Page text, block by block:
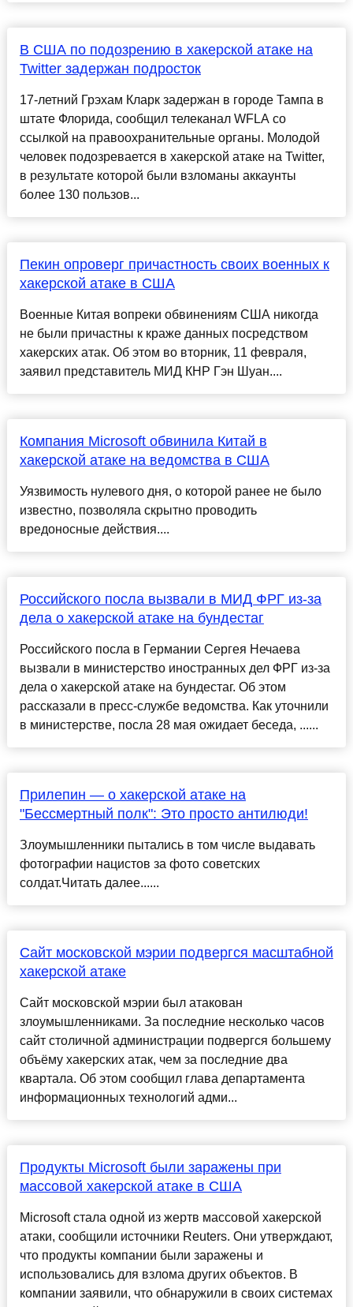
В США по подозрению в хакерской атаке на
Twitter задержан подросток
17-летний Грэхам Кларк задержан в городе Тампа в
штате Флорида, сообщил телеканал WFLA со
ссылкой на правоохранительные органы. Молодой
человек подозревается в хакерской атаке на Twitter,
в результате которой были взломаны аккаунты
более 130 пользов...
Пекин опроверг причастность своих военных к
хакерской атаке в США
Военные Китая вопреки обвинениям США никогда
не были причастны к краже данных посредством
хакерских атак. Об этом во вторник, 11 февраля,
заявил представитель МИД КНР Гэн Шуан....
Компания Microsoft обвинила Китай в
хакерской атаке на ведомства в США
Уязвимость нулевого дня, о которой ранее не было
известно, позволяла скрытно проводить
вредоносные действия....
Российского посла вызвали в МИД ФРГ из-за
дела о хакерской атаке на бундестаг
Российского посла в Германии Сергея Нечаева
вызвали в министерство иностранных дел ФРГ из-за
дела о хакерской атаке на бундестаг. Об этом
рассказали в пресс-службе ведомства. Как уточнили
в министерстве, посла 28 мая ожидает беседа, ......
Прилепин — о хакерской атаке на
"Бессмертный полк": Это просто антилюди!
Злоумышленники пытались в том числе выдавать
фотографии нацистов за фото советских
солдат.Читать далее......
Сайт московской мэрии подвергся масштабной
хакерской атаке
Сайт московской мэрии был атакован
злоумышленниками. За последние несколько часов
сайт столичной администрации подвергся большему
объёму хакерских атак, чем за последние два
квартала. Об этом сообщил глава департамента
информационных технологий адми...
Продукты Microsoft были заражены при
массовой хакерской атаке в США
Microsoft стала одной из жертв массовой хакерской
атаки, сообщили источники Reuters. Они утверждают,
что продукты компании были заражены и
использовались для взлома других объектов. В
компании заявили, что обнаружили в своих системах